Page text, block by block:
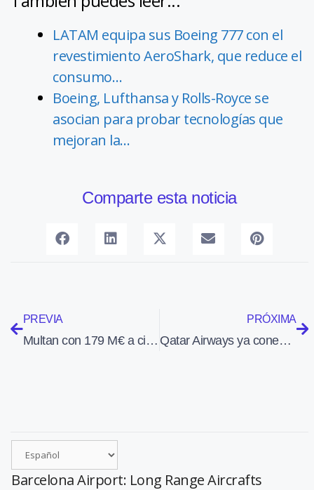
LATAM equipa sus Boeing 777 con el
revestimiento AeroShark, que reduce el
consumo…
Boeing, Lufthansa y Rolls-Royce se
asocian para probar tecnologías que
mejoran la…
Comparte esta noticia
PREVIA
Multan con 179 M€ a cinco aerolíneas por cobrar por el equipaje en cabina
PRÓXIMA
Qatar Airways ya conecta Málaga con Doha todo el año
Barcelona Airport: Long Range Aircrafts